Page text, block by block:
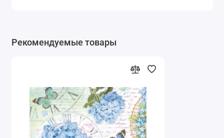
Рекомендуемые товары